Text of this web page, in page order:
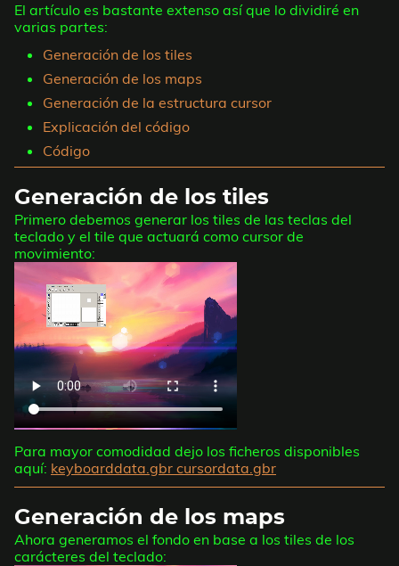
El artículo es bastante extenso así que lo dividiré en
varias partes:
Generación de los tiles
Generación de los maps
Generación de la estructura cursor
Explicación del código
Código
Generación de los tiles
Primero debemos generar los tiles de las teclas del
teclado y el tile que actuará como cursor de
movimiento:
Para mayor comodidad dejo los ficheros disponibles
aquí: keyboarddata.gbr cursordata.gbr
Generación de los maps
Ahora generamos el fondo en base a los tiles de los
carácteres del teclado: